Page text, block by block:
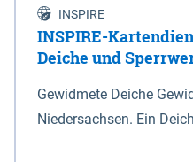
INSPIRE
INSPIRE-
Deiche und
Gewidmete Deiche
Niedersachsen. Ein